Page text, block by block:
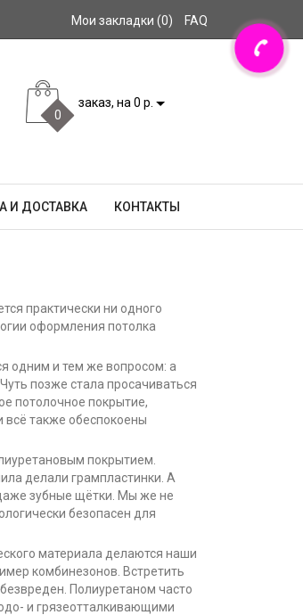
Мои закладки (0) FAQ
0
заказ, на 0 р.
И ДОСТАВКА КОНТАКТЫ
практически ни одного
оформления потолка
одним и тем же вопросом: а
позже стала просачиваться
потолочное покрытие,
всё также обеспокоены
покрытием.
делали грампластинки. А
зубные щётки. Мы же не
безопасен для
материала делаются наши
комбинезонов. Встретить
Полиуретаном часто
и грязеотталкивающими